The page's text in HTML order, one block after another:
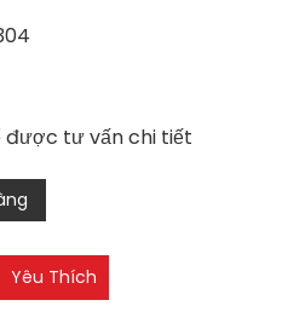
được tư vấn chi tiết
Yêu Thích